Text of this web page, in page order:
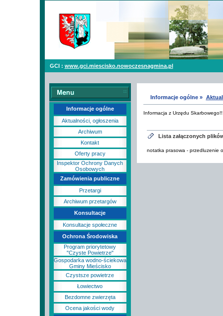
GCI : www.gci.miescisko.nowoczesnagmina.pl
Informacje ogólne
Aktualności, ogłoszenia
Archiwum
Kontakt
Oferty pracy
Inspektor Ochrony Danych
Osobowych
Zamówienia publiczne
Przetargi
Archiwum przetargów
Konsultacje
Konsultacje społeczne
Ochrona Środowiska
Program priorytetowy
"Czyste Powietrze"
Gospodarka wodno-ściekowa
Gminy Mieścisko
Czystsze powietrze
Łowiectwo
Bezdomne zwierzęta
Ocena jakości wody
Informacje ogólne »
Informacja z Urzędu
Lista załączonych
notatka prasowa - przedluzenie